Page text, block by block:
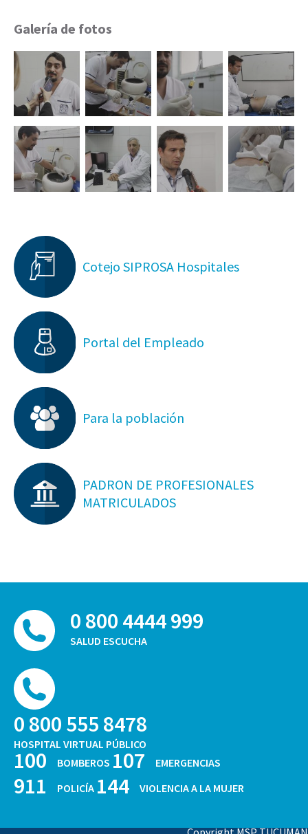
Galería de fotos
Cotejo SIPROSA Hospitales
Portal del Empleado
Para la población
PADRON DE PROFESIONALES
MATRICULADOS
0 800 4444 999
SALUD ESCUCHA
0 800 555 8478
HOSPITAL VIRTUAL PÚBLICO
100 BOMBEROS 107 EMERGENCIAS
911 POLICÍA 144 VIOLENCIA A LA MUJER